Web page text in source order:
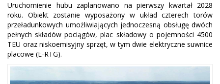
Uruchomienie hubu zaplanowano na pierwszy kwartał 2028
roku. Obiekt zostanie wyposażony w układ czterech torów
przeładunkowych umożliwiających jednoczesną obsługę dwóch
pełnych składów pociągów, plac składowy o pojemności 4500
TEU oraz niskoemisyjny sprzęt, w tym dwie elektryczne suwnice
placowe (E-RTG).